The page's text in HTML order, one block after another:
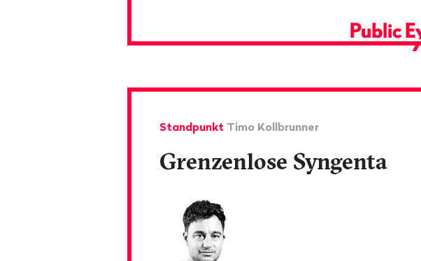
Standpunkt Timo Kollbrunner
Grenzenlose Syngenta